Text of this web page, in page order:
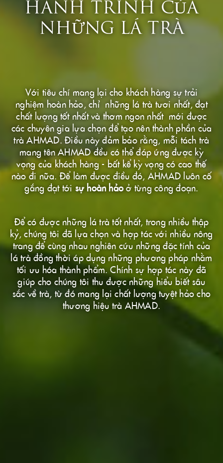
HÀNH TRÌNH CỦA
NHỮNG LÁ TRÀ
Với tiêu chí mang lại cho khách hàng sự trải
nghiệm hoàn hảo, chỉ những lá trà tươi nhất, đạt
chất lượng tốt nhất và thơm ngon nhất mới được
các chuyên gia lựa chọn để tạo nên thành phần của
trà AHMAD. Điều này đảm bảo rằng, mỗi tách trà
mang tên AHMAD đều có thể đáp ứng được kỳ
vọng của khách hàng - bất kể kỳ vọng có cao thế
nào đi nữa. Để làm được điều đó, AHMAD luôn cố
gắng đạt tới sự hoàn hảo ở từng công đoạn.
Để có được những lá trà tốt nhất, trong nhiều thập
kỷ, chúng tôi đã lựa chọn và hợp tác với nhiều nông
trang để cùng nhau nghiên cứu những đặc tính của
lá trà đồng thời áp dụng những phương pháp nhằm
tối ưu hóa thành phẩm. Chính sự hợp tác này đã
giúp cho chúng tôi thu được những hiểu biết sâu
sắc về trà, từ đó mang lại chất lượng tuyệt hảo cho
thương hiệu trà AHMAD.